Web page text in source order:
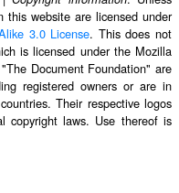
website are licensed under
3.0 License. This does not
is licensed under the Mozilla
Document Foundation" are
registered owners or are in
Their respective logos
copyright laws. Use thereof is